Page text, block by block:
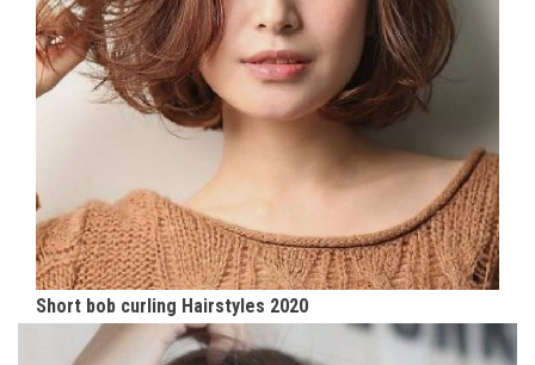
Short bob curling Hairstyles 2020